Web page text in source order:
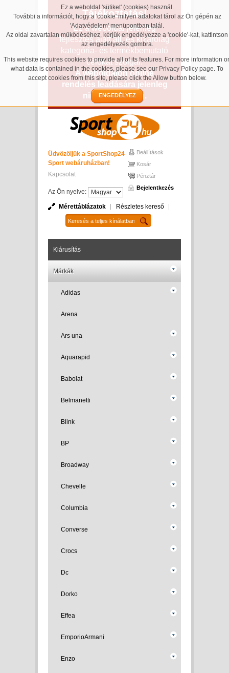
Ez a weboldal 'sütiket' (cookies) használ.
További a információt, hogy a 'cookie' milyen adatokat tárol az Ön gépén az
'Adatvédelem' menüpontban talál.
Az oldal zavartalan működéséhez, kérjük engedélyezze a 'cookie'-kat, kattintson
az engedélyezés gombra.
This website requires cookies to provide all of its features. For more information
what data is contained in the cookies, please see our Privacy Policy page. To
accept cookies from this site, please click the Allow button below.
ENGEDÉLYEZ
Tájékoztatás!
Ez a weboldal jelenleg
fejlesztés alatt áll, és kizárólag
kategória- és termékbemutató
célokat szolgál.
A weboldalon online
rendelés leadására jelenleg
nincs lehetőség.
Üdvözöljük a SportShop24
Sport webáruházban!
Kapcsolat
Az Ön nyelve:
Beállítások
Kosár
Pénztár
Bejelentkezés
Mérettáblázatok Részletes kereső
Kiárusítás
Márkák
Adidas
Arena
Ars una
Aquarapid
Babolat
Belmanetti
Blink
BP
Broadway
Chevelle
Columbia
Converse
Crocs
Dc
Dorko
Effea
EmporioArmani
Enzo